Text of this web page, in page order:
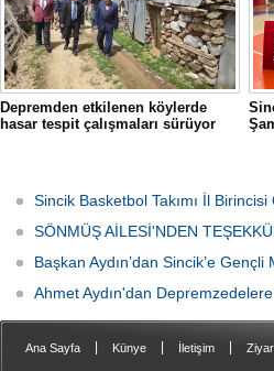
Depremden etkilenen köylerde
hasar tespit çalışmaları sürüyor
Sincik Basketbol Takımı İl Birincisi
SÖNMÜŞ AİLESİ'NDEN
Başkan Aydın’dan Sincik’e
Ahmet Aydın'dan
Ana Sayfa Künye İletişim